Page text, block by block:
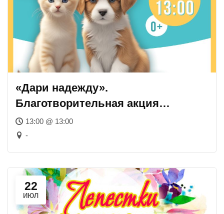
«Дари надежду».
Благотворительная акция
совместно с БФ «Ковчег плюс»
(0+)
13:00 @ 13:00
-
22
ИЮЛ